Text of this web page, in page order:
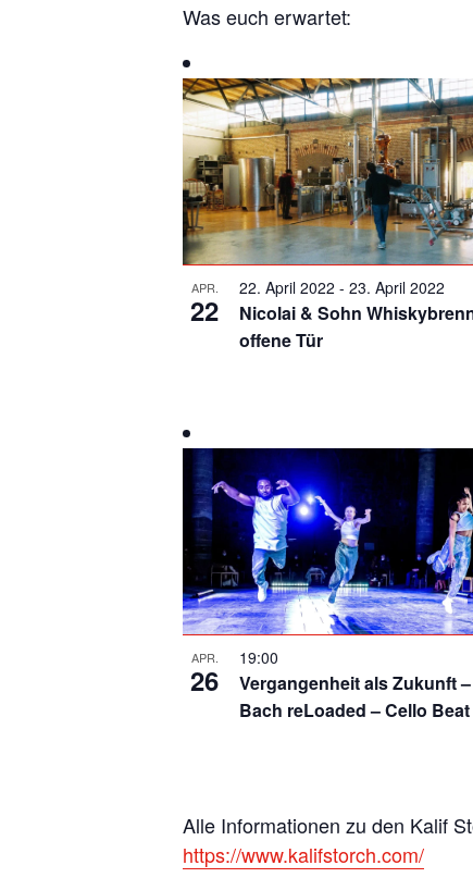
Was euch erwartet:
L
i
s
t
o
f
V
e
s
a
l
t
u
n
g
n
P
APR.
22
Nicolai & Sohn
offene Tür
22. April 2022 - 23. April 2022
APR.
26
Vergangenheit als Zukunft –
Bach reLoaded – Cello Beat
19:00
Alle Informationen zu den Kalif
https://www.kalifstorch.com/